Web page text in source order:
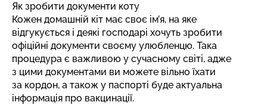
Як зробити документи коту
Кожен домашній кіт має своє ім’я, на яке
відгукується і деякі господарі хочуть зробити
офіційні документи своєму улюбленцю. Така
процедура є важливою у сучасному світі, адже
з цими документами ви можете вільно їхати
за кордон, а також у паспорті буде актуальна
інформація про вакцинації.